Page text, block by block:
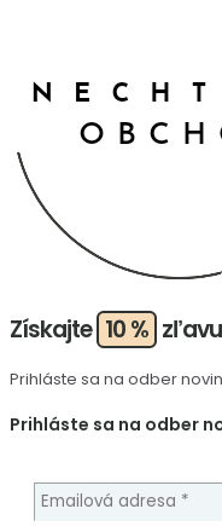
Získajte 10 %
Prihláste sa na odber
Prihláste sa na odber